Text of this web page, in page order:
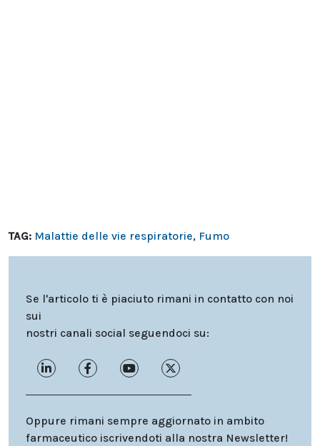
TAG: Malattie delle vie respiratorie, Fumo
Se l'articolo ti è piaciuto rimani in contatto con noi
sui
nostri canali social seguendoci su:
Oppure rimani sempre aggiornato in ambito
farmaceutico iscrivendoti alla nostra Newsletter!